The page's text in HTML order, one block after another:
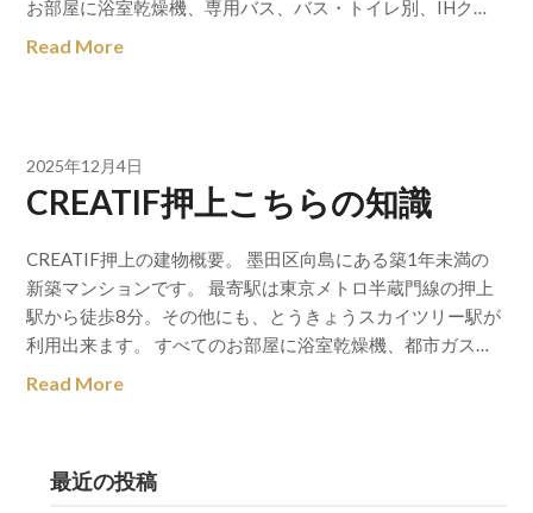
お部屋に浴室乾燥機、専用バス、バス・トイレ別、IHク…
Read More
2025年12月4日
CREATIF押上こちらの知識
CREATIF押上の建物概要。 墨田区向島にある築1年未満の
新築マンションです。 最寄駅は東京メトロ半蔵門線の押上
駅から徒歩8分。その他にも、とうきょうスカイツリー駅が
利用出来ます。 すべてのお部屋に浴室乾燥機、都市ガス…
Read More
最近の投稿